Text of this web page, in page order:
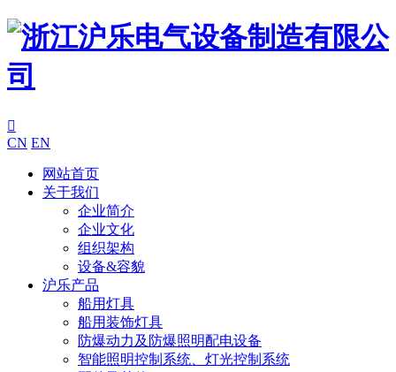

CN EN
网站首页
关于我们
企业简介
企业文化
组织架构
设备&容貌
沪乐产品
船用灯具
船用装饰灯具
防爆动力及防爆照明配电设备
智能照明控制系统、灯光控制系统